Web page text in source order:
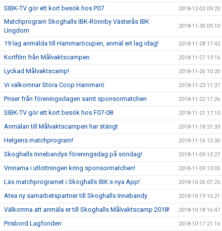
SIBK-TV gör ett kort besök hos P07 2018-12-02 09:20
Matchprogram Skoghalls IBK-Rönnby Västerås IBK
Ungdom
2018-11-30 09:10
19 lag anmälda till Hammaröcupen, anmäl ert lag idag! 2018-11-28 17:42
Kortfilm från Målvaktscampen 2018-11-27 13:16
Lyckad Målvaktscamp! 2018-11-26 10:20
Vi välkomnar Stora Coop Hammarö 2018-11-23 11:37
Priser från föreningsdagen samt sponsormatchen 2018-11-22 17:26
SIBK-TV gör ett kort besök hos F07-08 2018-11-21 17:10
Anmälan till Målvaktscampen har stängt 2018-11-18 21:33
Helgens matchprogram! 2018-11-16 15:30
Skoghalls Innebandys föreningsdag på söndag! 2018-11-09 13:27
Vinnarna i utlottningen kring sponsormatchen! 2018-11-09 13:05
Läs matchprogramet i Skoghalls IBK:s nya App! 2018-10-26 07:25
Atea ny samarbetspartner till Skoghalls Innebandy 2018-10-19 15:21
Välkomna att anmäla er till Skoghalls Målvaktscamp 2018! 2018-10-18 16:47
Prisbord Lagfonden 2018-10-17 21:16